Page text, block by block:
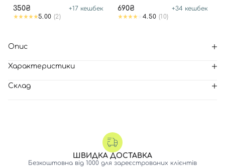
350₴ +17 кешбек
5.00 (2)
690₴ +34 кешбек
4.50 (10)
Опис
Характеристики
Склад
ШВИДКА ДОСТАВКА
Безкоштовна від 1000 для зареєстрованих клієнтів